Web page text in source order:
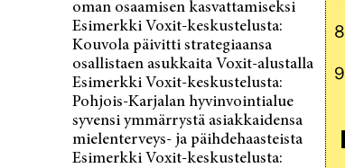
oman osaamisen kasvattamiseksi
Esimerkki Voxit-keskustelusta:
Kouvola päivitti strategiaansa
osallistaen asukkaita Voxit-alustalla
Esimerkki Voxit-keskustelusta:
Pohjois-Karjalan hyvinvointialue
syvensi ymmärrystä asiakkaidensa
mielenterveys- ja päihdehaasteista
Esimerkki Voxit-keskustelusta: